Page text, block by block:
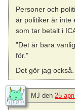
Personer och
är politiker är inte
som tar betalt i
”Det är bara
för.”
Det gör jag också.
MJ den 25